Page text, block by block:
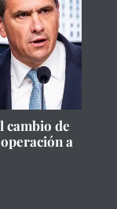
cambio de
a